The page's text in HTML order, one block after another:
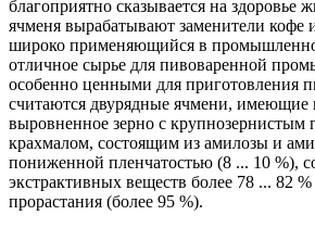
благоприятно сказывается на здоровье
ячменя вырабатывают заменители кофе
широко применяющийся в
отличное сырье для пивоваренной
особенно ценными для приготовления
считаются двурядные ячмени, имеющие
выровненное зерно с крупнозернистым
крахмалом, состоящим из амилозы и
пониженной пленчатостью (8 ... 10 %),
экстрактивных веществ более 78 ... 82
прорастания (более 95 %).